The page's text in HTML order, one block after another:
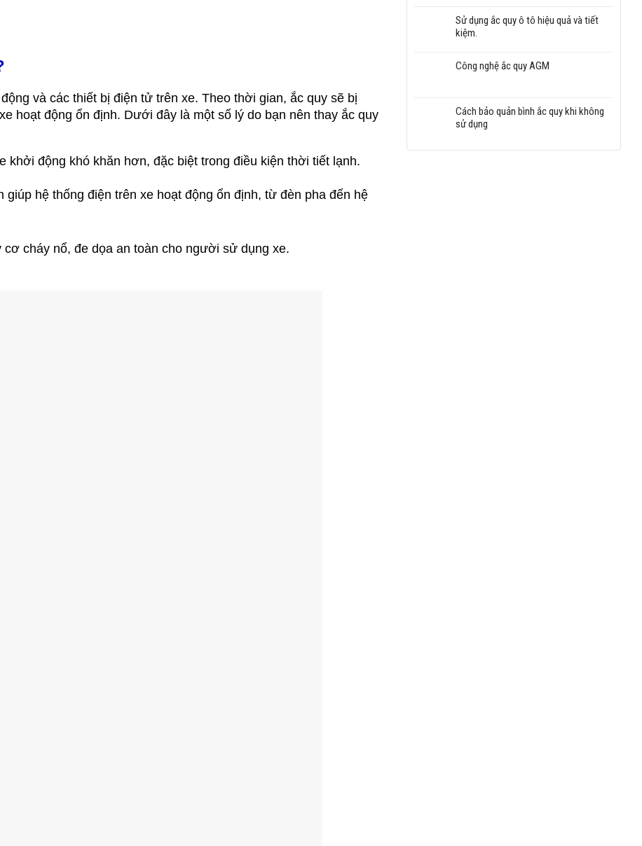
và các thiết bị điện tử trên xe. Theo thời gian, ắc quy sẽ bị
hoạt động ổn định. Dưới đây là một số lý do bạn nên thay ắc quy
khởi động khó khăn hơn, đặc biệt trong điều kiện thời tiết lạnh.
giúp hệ thống điện trên xe hoạt động ổn định, từ đèn pha đến hệ
cháy nổ, đe dọa an toàn cho người sử dụng xe.
Sử dụng ắc quy ô tô hiệu quả và tiết
kiệm.
Công nghệ ắc quy AGM
Cách bảo quản bình ắc quy khi không
sử dụng